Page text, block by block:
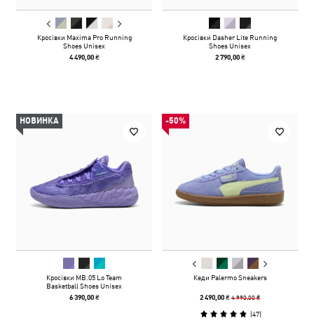
Кросівки Maxima Pro Running
Shoes Unisex
4 490,00 ₴
Кросівки Dasher Lite Running
Shoes Unisex
2 790,00 ₴
НОВИНКА
Кросівки MB.05 Lo Team
Basketball Shoes Unisex
6 390,00 ₴
-50%
Кеди Palermo Sneakers
2 490,00 ₴4 990,00 ₴
(47)